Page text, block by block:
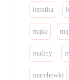
łopatka
mąka
maliny
marchewki